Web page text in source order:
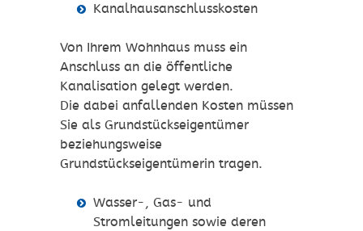
Kanalhausanschlusskosten
Von Ihrem Wohnhaus muss ein
Anschluss an die öffentliche
Kanalisation gelegt werden.
Die dabei anfallenden Kosten müssen
Sie als Grundstückseigentümer
beziehungsweise
Grundstückseigentümerin tragen.
Wasser-, Gas- und
Stromleitungen sowie deren